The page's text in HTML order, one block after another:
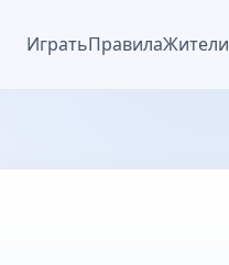
ИгратьПравилаЖители